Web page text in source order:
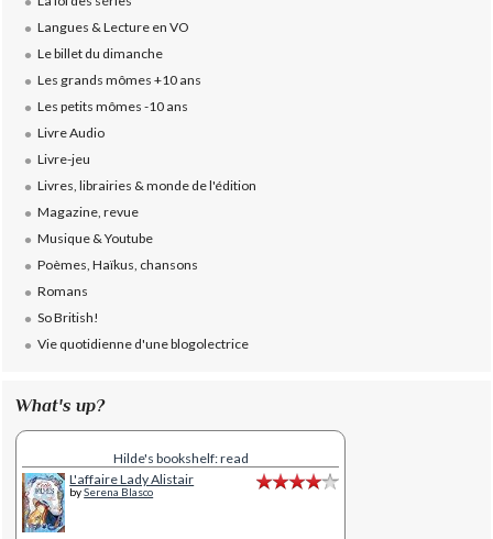
Langues & Lecture en VO
Le billet du dimanche
Les grands mômes +10 ans
Les petits mômes -10 ans
Livre Audio
Livre-jeu
Livres, librairies & monde de l'édition
Magazine, revue
Musique & Youtube
Poèmes, Haïkus, chansons
Romans
So British!
Vie quotidienne d'une blogolectrice
What's up?
Hilde's bookshelf: read
L'affaire Lady Alistair
bySerena Blasco